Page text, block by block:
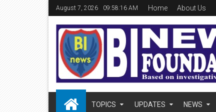
August 7, 2026 09:58:17 AM Home About Us
TOPICS UPDATES NEWS